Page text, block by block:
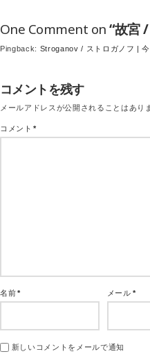
One Comment on“故宮
Pingback: Stroganov / ストロガノフ |
コメントを残す
メールアドレスが公開されることはあり
コメント*
名前* メール*
新しいコメントをメールで通知